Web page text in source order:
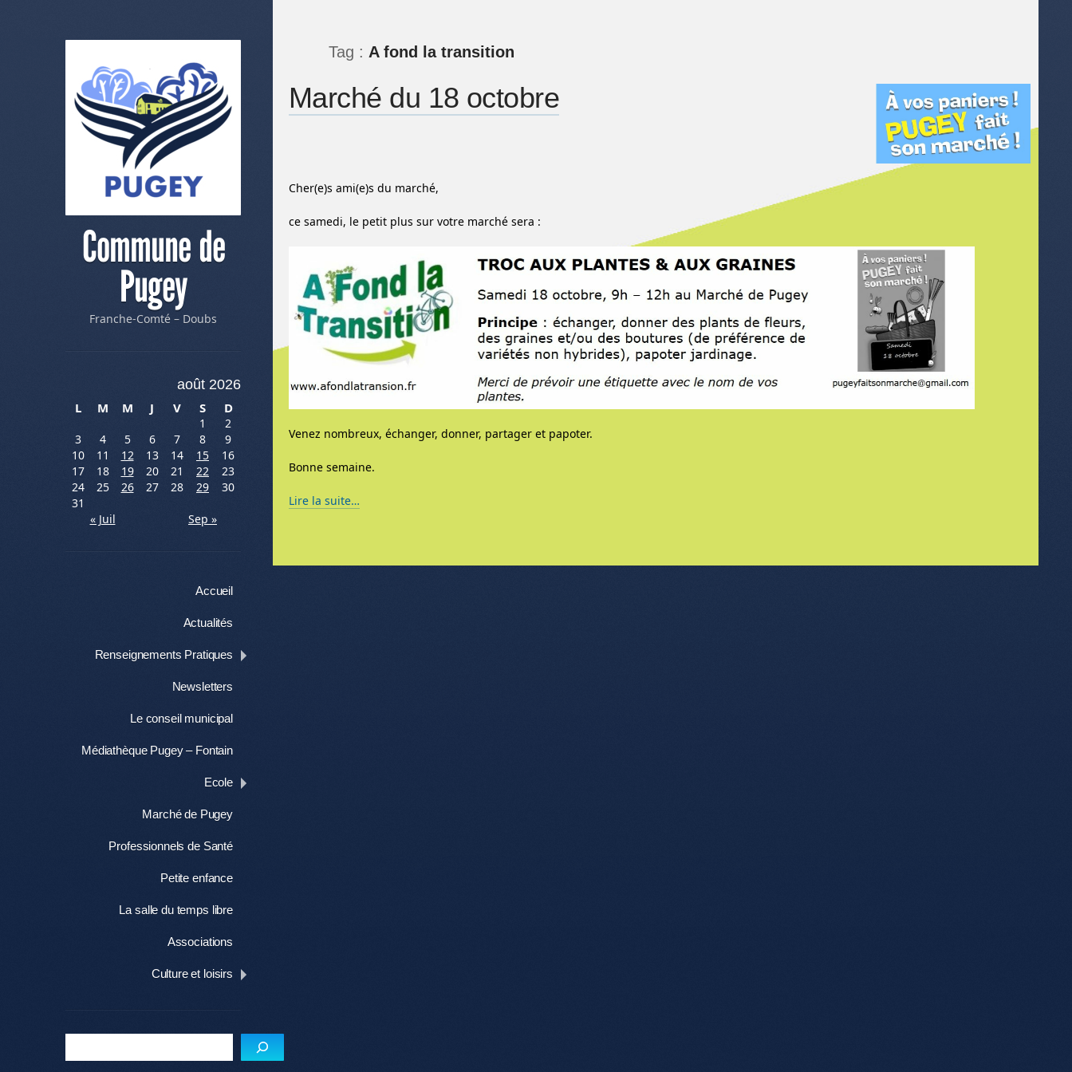
Commune de
Pugey
Franche-Comté – Doubs
août 2026
L
M M J V S D
1
2
3
4 5 6 7 8
9
10
11 12 13 14 15
16
17
18 19 20 21 22
23
24
25 26 27 28 29
30
31
« Juil
Sep »
Accueil
Actualités
Renseignements Pratiques
Newsletters
Le conseil municipal
Médiathèque Pugey – Fontain
Ecole
Marché de Pugey
Professionnels de Santé
Petite enfance
La salle du temps libre
Associations
Culture et loisirs
Tag : A fond la transition
Marché du 18 octobre
Cher(e)s ami(e)s du marché,
ce samedi, le petit plus sur votre marché sera :
Venez nombreux, échanger, donner, partager et papoter.
Bonne semaine.
Lire la suite…